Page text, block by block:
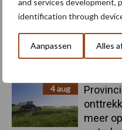
and services development,
identification through
Aanpassen Alles
5 aug
Nieuwe
4 aug
meer